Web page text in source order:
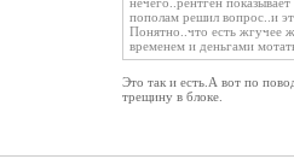
пополам решил вопрос..и
Понятно..что есть жгучее
временем и деньгами
Это так и есть.А вот по
трещину в блоке.